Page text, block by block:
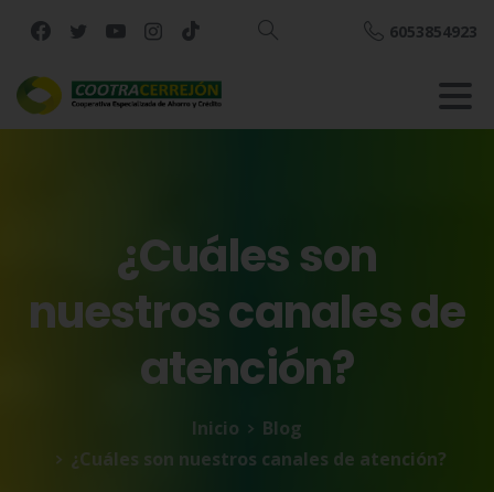
Buscar
6053854923
¿Cuálesson
nuestroscanalesde
atención?
Inicio
Blog
¿Cuáles son nuestros canales de atención?